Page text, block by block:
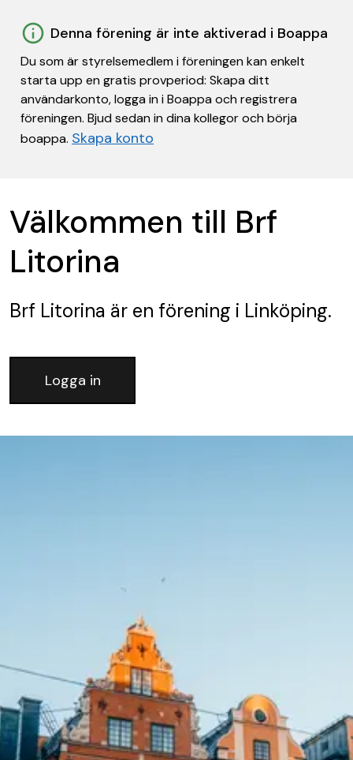
Denna förening är inte aktiverad i Boappa
Du som är styrelsemedlem i föreningen kan enkelt
starta upp en gratis provperiod: Skapa ditt
användarkonto, logga in i Boappa och registrera
föreningen. Bjud sedan in dina kollegor och börja
boappa. Skapa konto
Välkommen till Brf
Litorina
Brf Litorina är en förening i Linköping.
Logga in